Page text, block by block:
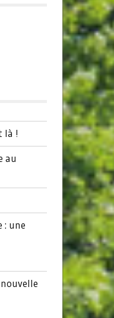
là !
au
: une